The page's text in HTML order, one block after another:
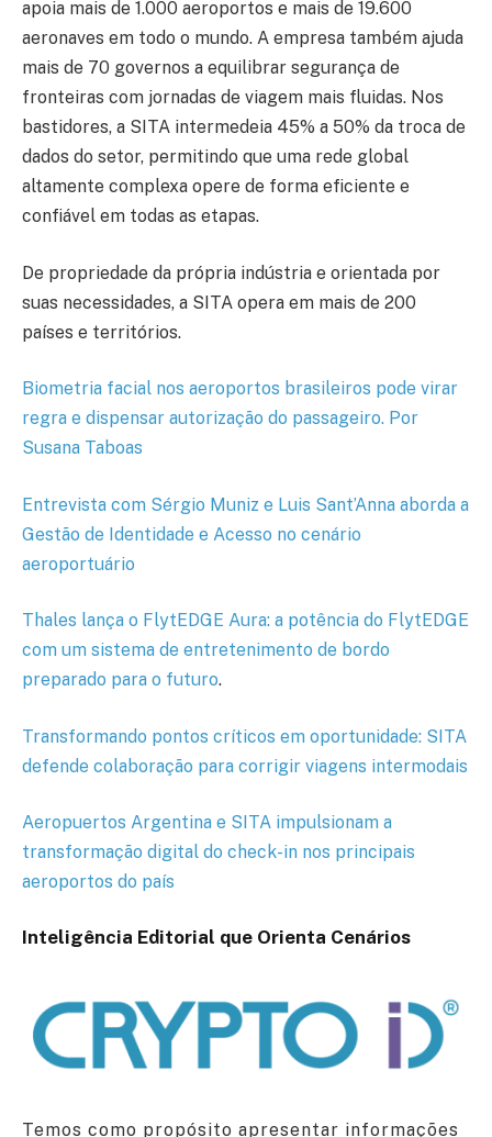
apoia mais de 1.000 aeroportos e mais de 19.600
aeronaves em todo o mundo. A empresa também ajuda
mais de 70 governos a equilibrar segurança de
fronteiras com jornadas de viagem mais fluidas. Nos
bastidores, a SITA intermedeia 45% a 50% da troca de
dados do setor, permitindo que uma rede global
altamente complexa opere de forma eficiente e
confiável em todas as etapas.
De propriedade da própria indústria e orientada por
suas necessidades, a SITA opera em mais de 200
países e territórios.
Biometria facial nos aeroportos brasileiros pode virar
regra e dispensar autorização do passageiro. Por
Susana Taboas
Entrevista com Sérgio Muniz e Luis Sant’Anna aborda a
Gestão de Identidade e Acesso no cenário
aeroportuário
Thales lança o FlytEDGE Aura: a potência do FlytEDGE
com um sistema de entretenimento de bordo
preparado para o futuro.
Transformando pontos críticos em oportunidade: SITA
defende colaboração para corrigir viagens intermodais
Aeropuertos Argentina e SITA impulsionam a
transformação digital do check-in nos principais
aeroportos do país
Inteligência Editorial que Orienta Cenários
Temos como propósito apresentar informações